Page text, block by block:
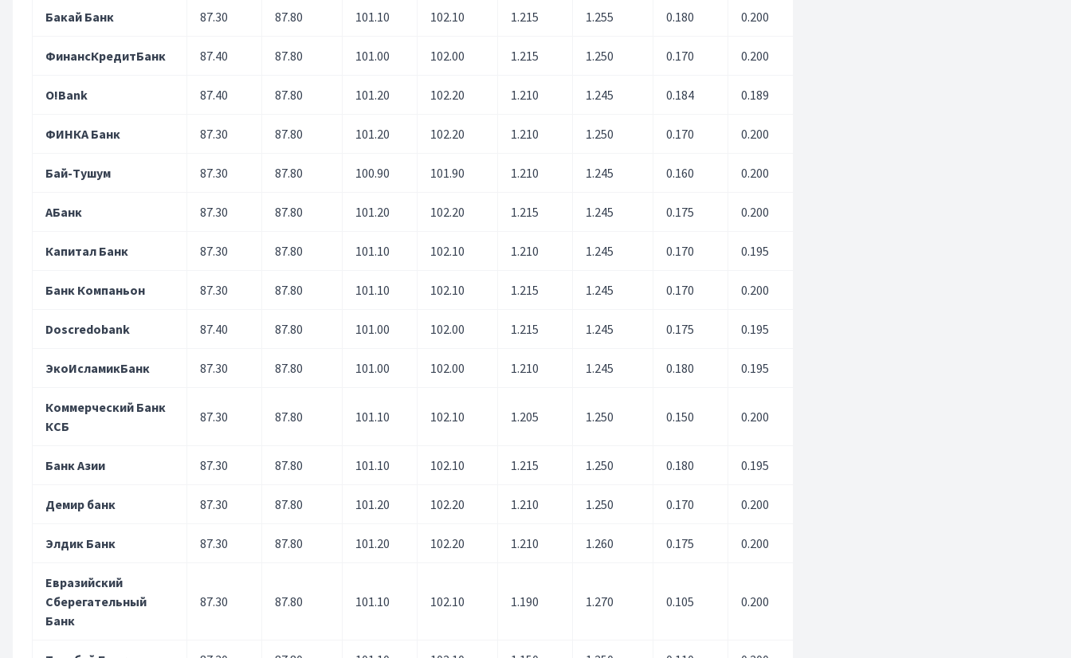
Бакай Банк 87.30 87.80 101.10 102.10 1.215 1.255 0.180 0.200
ФинансКредитБанк 87.40 87.80 101.00 102.00 1.215 1.250 0.170 0.200
O!Bank 87.40 87.80 101.20 102.20 1.210 1.245 0.184 0.189
ФИНКА Банк 87.30 87.80 101.20 102.20 1.210 1.250 0.170 0.200
Бай-Тушум 87.30 87.80 100.90 101.90 1.210 1.245 0.160 0.200
АБанк 87.30 87.80 101.20 102.20 1.215 1.245 0.175 0.200
Капитал Банк 87.30 87.80 101.10 102.10 1.210 1.245 0.170 0.195
Банк Компаньон 87.30 87.80 101.10 102.10 1.215 1.245 0.170 0.200
Doscredobank 87.40 87.80 101.00 102.00 1.215 1.245 0.175 0.195
ЭкоИсламикБанк 87.30 87.80 101.00 102.00 1.210 1.245 0.180 0.195
Коммерческий Банк
КСБ
87.30 87.80 101.10 102.10 1.205 1.250 0.150 0.200
Банк Азии 87.30 87.80 101.10 102.10 1.215 1.250 0.180 0.195
Демир банк 87.30 87.80 101.20 102.20 1.210 1.250 0.170 0.200
Элдик Банк 87.30 87.80 101.20 102.20 1.210 1.260 0.175 0.200
Евразийский
Сберегательный
Банк
87.30 87.80 101.10 102.10 1.190 1.270 0.105 0.200